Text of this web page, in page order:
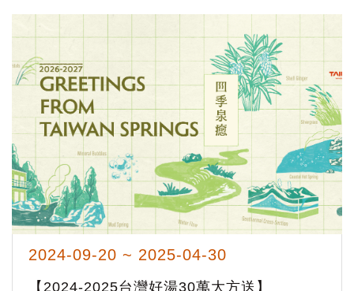
2024-09-20 ~ 2025-04-30
【2024-2025台灣好湯30萬大方送】